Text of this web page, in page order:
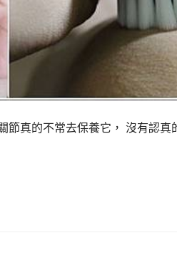
節真的不常去保養它， 沒有認